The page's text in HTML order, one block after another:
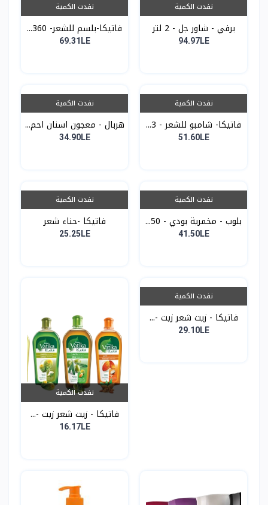
نفدت الكمية
برفي - شاور جل - 2 لتر
94.97LE
نفدت الكمية
فاتيكا-بلسم للشعر- 360...
69.31LE
نفدت الكمية
فاتيكا- شامبو للشعر - 3...
51.60LE
نفدت الكمية
هربال - معجون اسنان احم...
34.90LE
نفدت الكمية
بلوب - مخمرية بودي - 50...
41.50LE
نفدت الكمية
فاتيكا -حناء شعر
25.25LE
نفدت الكمية
فاتيكا - زيت شعر زيت -...
29.10LE
نفدت الكمية
فاتيكا - زيت شعر زيت -...
16.17LE